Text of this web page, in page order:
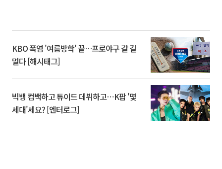
KBO 폭염 '여름방학' 끝…프로야구 갈 길
멀다 [해시태그]
빅뱅 컴백하고 튜이드 데뷔하고⋯K팝 '몇
세대'세요? [엔터로그]